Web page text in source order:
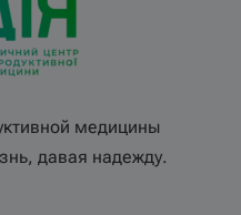
медицины
давая надежду.